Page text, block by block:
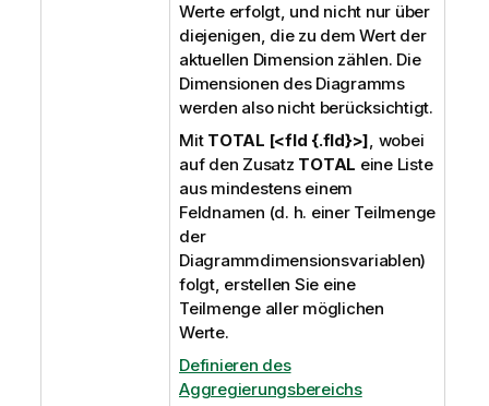
Werte erfolgt, und nicht nur über
diejenigen, die zu dem Wert der
aktuellen Dimension zählen. Die
Dimensionen des Diagramms
werden also nicht berücksichtigt.
Mit TOTAL [<fld {.fld}>], wobei
auf den Zusatz TOTAL eine Liste
aus mindestens einem
Feldnamen (d. h. einer Teilmenge
der
Diagrammdimensionsvariablen)
folgt, erstellen Sie eine
Teilmenge aller möglichen
Werte.
Definieren des
Aggregierungsbereichs